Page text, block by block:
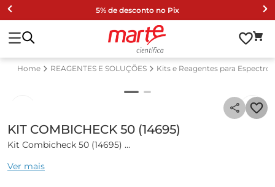
5% de desconto no Pix
REAGENTES E SOLUÇÕES Kits e Reagentes para
KIT COMBICHECK 50 (14695)
Kit Combicheck 50 (14695)
Kit para testar a qualidade dos métodos fotométricos
Ver mais